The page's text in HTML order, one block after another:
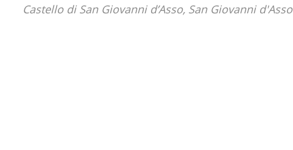
Castello di San Giovanni d’Asso, San Giovanni d'Asso